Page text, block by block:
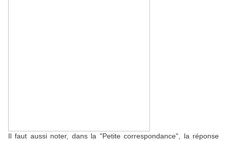
Il faut aussi noter, dans la "Petite correspondance", la réponse